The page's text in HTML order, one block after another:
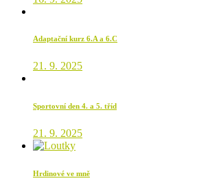
Adaptační kurz 6.A a 6.C
21. 9. 2025
Sportovní den 4. a 5. tříd
21. 9. 2025
Hrdinové ve mně